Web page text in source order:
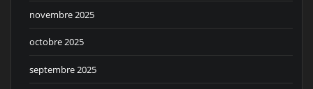
novembre 2025
octobre 2025
septembre 2025